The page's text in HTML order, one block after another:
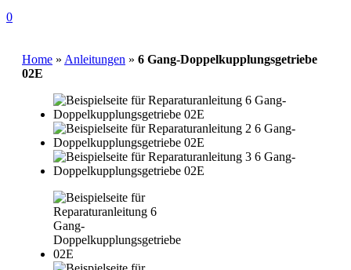
0
Home » Anleitungen » 6 Gang-Doppelkupplungsgetriebe
02E